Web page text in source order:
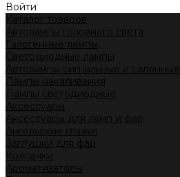
Войти
Каталог товаров
Автолампы головного света
Галогенные лампы
Светодиодные лампы
Автолампы сигнальные и салонные
Лампы накаливания
Лампы светодиодные
Аксессуары
Аксессуары для ламп и фар
Ангельские глазки
Заглушки для фар
Колпачки
Ароматизаторы